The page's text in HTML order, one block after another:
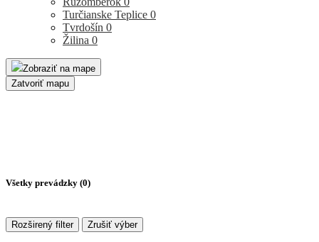
Turčianske Teplice 0
Tvrdošín 0
Žilina 0
Zobraziť na mape
Zatvoriť mapu
Všetky prevádzky (0)
Rozširený filter Zrušiť výber